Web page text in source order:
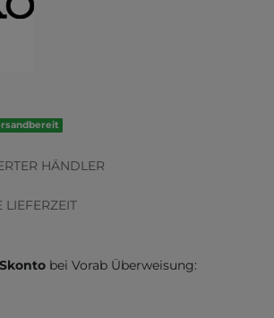
HÄNDLER
LIEFERZEIT
bei Vorab Überweisung: